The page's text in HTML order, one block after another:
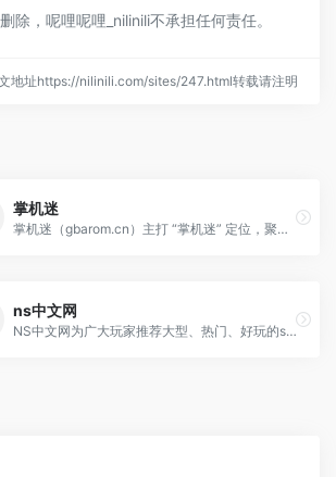
，呢哩呢哩_nilinili不承担任何责任。
地址https://nilinili.com/sites/247.html转载请注明
掌机迷
掌机迷（gbarom.cn）主打 “掌机迷” 定位，聚焦不同年代的经典游戏设备，为怀旧游戏玩家提供资源获取与情感共鸣的空间，是承载童年游戏记忆的 “宝藏站点”。聚焦玩家熟知的顶级游戏 IP，提供各终端平台怀旧游戏资源下载：
ns中文网
NS中文网为广大玩家推荐大型、热门、好玩的switch游戏资源，收录单机3A独立大作、独立精品小众游戏及DLC扩展内容，游戏MOD教学。所有资源均通过合规性验证，提供云存档继承教程 。